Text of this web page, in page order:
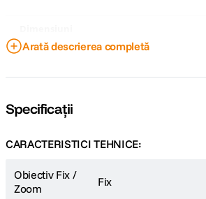
Arată descrierea completă
Specificații
CARACTERISTICI TEHNICE:
Obiectiv Fix /
Zoom
Fix